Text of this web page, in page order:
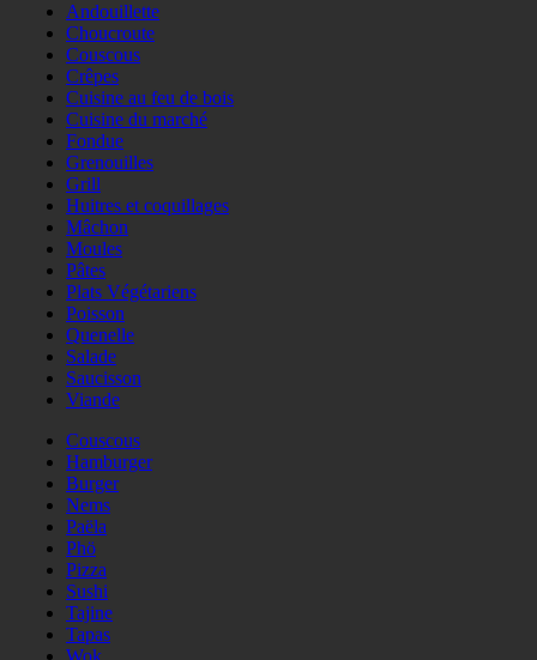
Andouillette
Choucroute
Couscous
Crêpes
Cuisine au feu de bois
Cuisine du marché
Fondue
Grenouilles
Grill
Huitres et coquillages
Mâchon
Moules
Pâtes
Plats Végétariens
Poisson
Quenelle
Salade
Saucisson
Viande
Couscous
Hamburger
Burger
Nems
Paëla
Phö
Pizza
Sushi
Tajine
Tapas
Wok